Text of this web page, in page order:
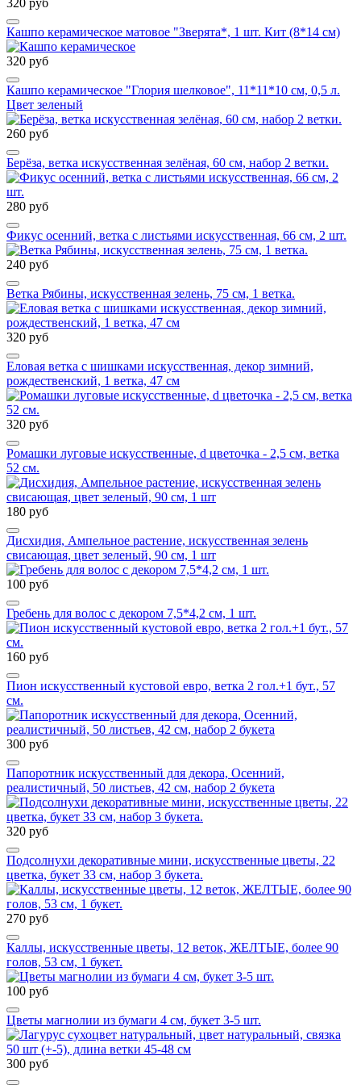
320 руб
Кашпо керамическое матовое "Зверята*, 1 шт. Кит (8*14 см)
320 руб
Кашпо керамическое "Глория шелковое", 11*11*10 см, 0,5 л.
Цвет зеленый
260 руб
Берёза, ветка искусственная зелёная, 60 см, набор 2 ветки.
280 руб
Фикус осенний, ветка с листьями искусственная, 66 см, 2 шт.
240 руб
Ветка Рябины, искусственная зелень, 75 см, 1 ветка.
320 руб
Еловая ветка с шишками искусственная, декор зимний,
рождественский, 1 ветка, 47 см
320 руб
Ромашки луговые искусственные, d цветочка - 2,5 см, ветка
52 см.
180 руб
Дисхидия, Ампельное растение, искусственная зелень
свисающая, цвет зеленый, 90 см, 1 шт
100 руб
Гребень для волос с декором 7,5*4,2 см, 1 шт.
160 руб
Пион искусственный кустовой евро, ветка 2 гол.+1 бут., 57
см.
300 руб
Папоротник искусственный для декора, Осенний,
реалистичный, 50 листьев, 42 см, набор 2 букета
320 руб
Подсолнухи декоративные мини, искусственные цветы, 22
цветка, букет 33 см, набор 3 букета.
270 руб
Каллы, искусственные цветы, 12 веток, ЖЕЛТЫЕ, более 90
голов, 53 см, 1 букет.
100 руб
Цветы магнолии из бумаги 4 см, букет 3-5 шт.
300 руб